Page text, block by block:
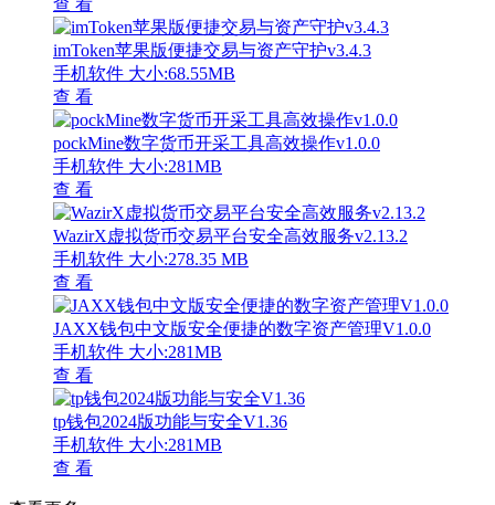
查 看
imToken苹果版便捷交易与资产守护v3.4.3
手机软件 大小:68.55MB
查 看
pockMine数字货币开采工具高效操作v1.0.0
手机软件 大小:281MB
查 看
WazirX虚拟货币交易平台安全高效服务v2.13.2
手机软件 大小:278.35 MB
查 看
JAXX钱包中文版安全便捷的数字资产管理V1.0.0
手机软件 大小:281MB
查 看
tp钱包2024版功能与安全V1.36
手机软件 大小:281MB
查 看